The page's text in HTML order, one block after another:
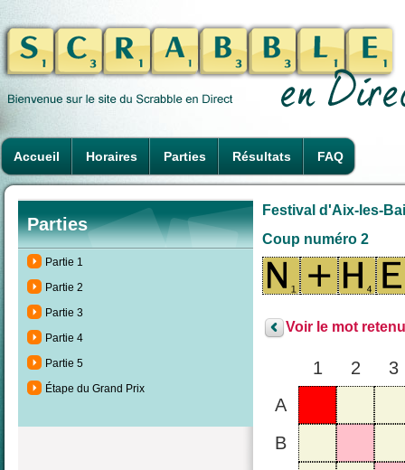
Accueil Horaires Parties Résultats FAQ
Parties
Partie 1
Partie 2
Partie 3
Partie 4
Partie 5
Étape du Grand Prix
Festival d'Aix-les-
Coup numéro 2
Voir le mot
1 2
3
A
B